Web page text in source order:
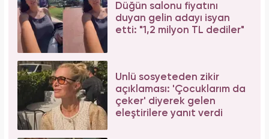
Düğün salonu fiyatını
duyan gelin adayı isyan
etti: "1,2 milyon TL dediler"
Ünlü sosyeteden zikir
açıklaması: 'Çocuklarım da
çeker' diyerek gelen
eleştirilere yanıt verdi